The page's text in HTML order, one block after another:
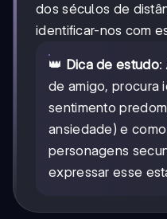
dos séculos de
identificar-nos com
👑 Dica de estudo:
de amigo, procura
sentimento
ansiedade) e
personagens
expressar esse